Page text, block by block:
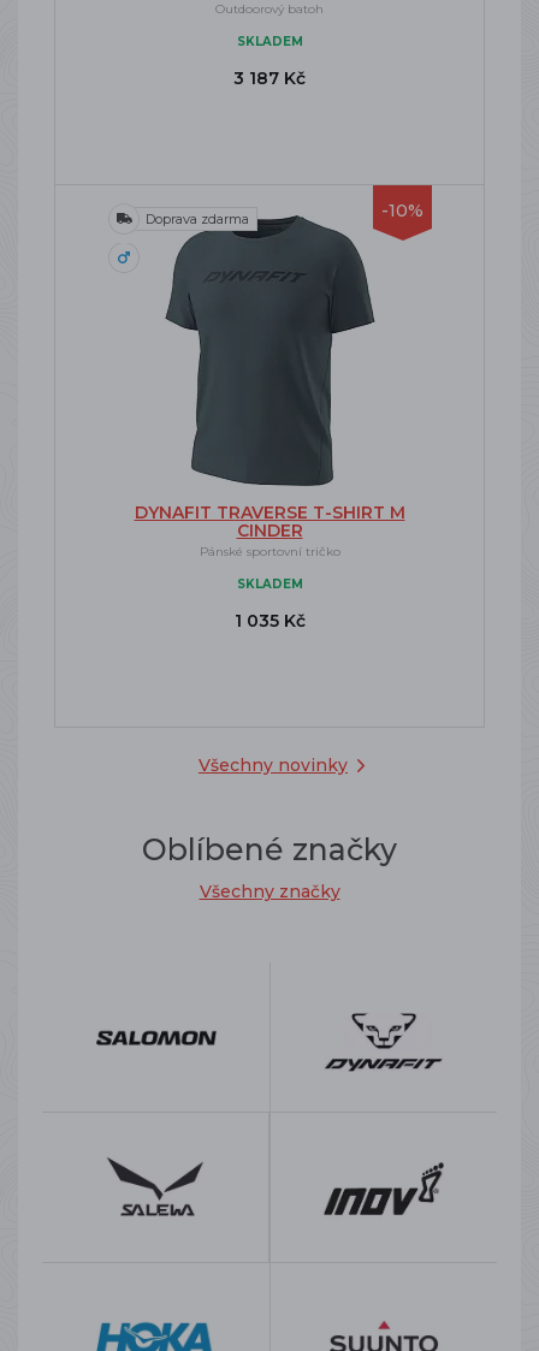
Všechny novinky
Outdoorový batoh
SKLADEM
3 187 Kč
-10%
Doprava zdarma
DYNAFIT TRAVERSE T-SHIRT M
CINDER
Pánské sportovní tričko
SKLADEM
1 035 Kč
Oblíbené značky
Všechny značky